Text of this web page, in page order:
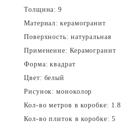
Толщина: 9
Материал: керамогранит
Поверхность: натуральная
Применение: Керамогранит
Форма: квадрат
Цвет: белый
Рисунок: моноколор
Кол-во метров в коробке: 1.8
Кол-во плиток в коробке: 5